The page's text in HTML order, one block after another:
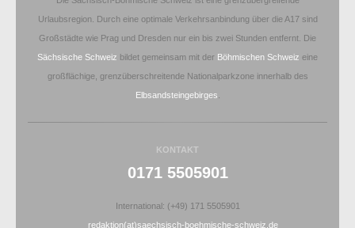
Urlaubsregion. Durch eine optimale Verkehrsanbindung über die A17 sind
Großstädte wie Prag und Dresden nur ein bis zwei Stunden entfernt. Die
Sächsische Schweiz bildet gemeinsam mit der Böhmischen Schweiz eine
großflächige, grenzüberschreitende Nationalparkzone innerhalb des
Elbsandsteingebirges
KONTAKT
0171 5505901
International: (+49) 171 5505901
redaktion(at)saechsisch-boehmische-schweiz.de